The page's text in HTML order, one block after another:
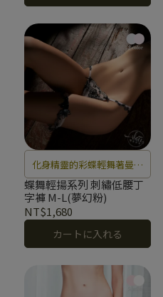
化身精靈的彩蝶輕舞著曼妙
羽翼，彷彿置身於童話仙境
之中。
蝶舞輕揚系列 刺繡低腰丁
字褲 M-L(夢幻粉)
NT$1,680
カートに入れる